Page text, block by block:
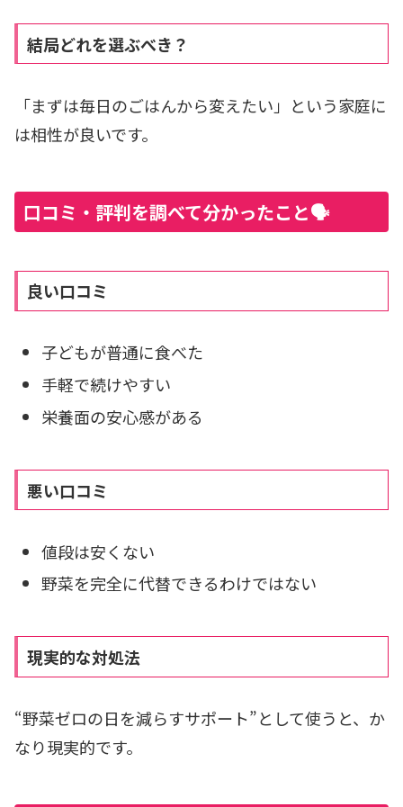
結局どれを選ぶべき？
「まずは毎日のごはんから変えたい」という家庭に
は相性が良いです。
口コミ・評判を調べて分かったこと🗣️
良い口コミ
子どもが普通に食べた
手軽で続けやすい
栄養面の安心感がある
悪い口コミ
値段は安くない
野菜を完全に代替できるわけではない
現実的な対処法
“野菜ゼロの日を減らすサポート”として使うと、か
なり現実的です。